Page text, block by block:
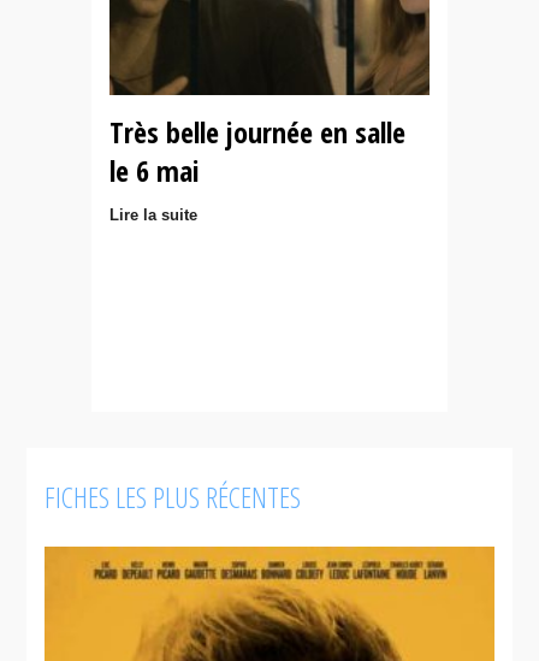
Très belle journée en salle
le 6 mai
Lire la suite
FICHES LES PLUS RÉCENTES